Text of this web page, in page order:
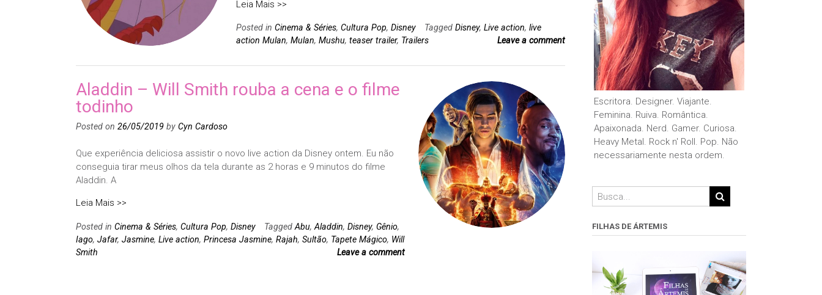
Leia Mais >>
Posted in Cinema & Séries, Cultura Pop, Disney Tagged Disney, Live action, live
action Mulan, Mulan, Mushu, teaser trailer, Trailers Leave a comment
Aladdin – Will Smith rouba a cena e o filme
todinho
Posted on 26/05/2019 by Cyn Cardoso
Que experiência deliciosa assistir o novo live action da Disney ontem. Eu não
conseguia tirar meus olhos da tela durante as 2 horas e 9 minutos do filme
Aladdin. A
Leia Mais >>
Posted in Cinema & Séries, Cultura Pop, Disney Tagged Abu, Aladdin, Disney, Gênio,
Iago, Jafar, Jasmine, Live action, Princesa Jasmine, Rajah, Sultão, Tapete Mágico, Will
Smith
Leave a comment
Escritora. Designer. Viajante.
Feminina. Ruiva. Romântica.
Apaixonada. Nerd. Gamer. Curiosa.
Heavy Metal. Rock n' Roll. Pop. Não
necessariamente nesta ordem.
FILHAS DE ÁRTEMIS